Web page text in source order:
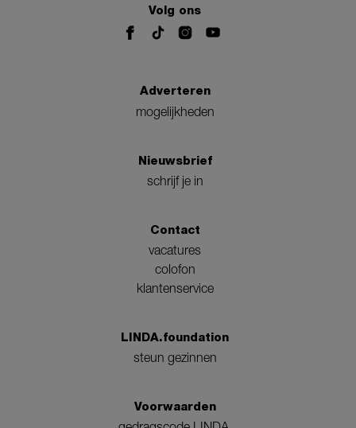
Volg ons
Adverteren
mogelijkheden
Nieuwsbrief
schrijf je in
Contact
vacatures
colofon
klantenservice
LINDA.foundation
steun gezinnen
Voorwaarden